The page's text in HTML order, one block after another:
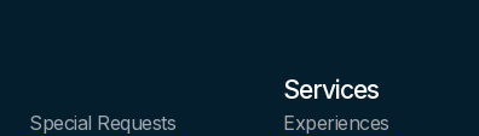
Special Requests
Services
Experiences